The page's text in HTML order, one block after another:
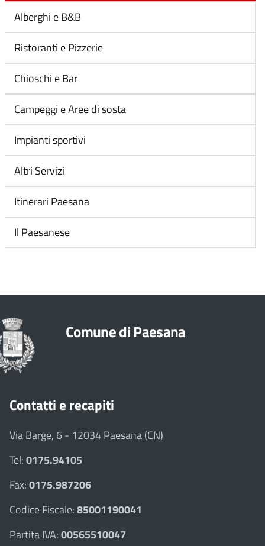
Alberghi e B&B
Ristoranti e Pizzerie
Chioschi e Bar
Campeggi e Aree di sosta
Impianti sportivi
Altri Servizi
Itinerari Paesana
Il Paesanese
Comune di Paesana
Contatti e recapiti
Via Barge, 6 - 12034 Paesana (CN)
Tel:0175.94105
Fax:0175.987206
Codice Fiscale:85001190041
Partita IVA:00565510047